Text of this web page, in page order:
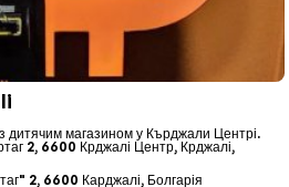
дитячим магазином у Кърджали Центрі.
2, 6600 Крджалі Центр, Крджалі,
2, 6600 Карджалі, Болгарія